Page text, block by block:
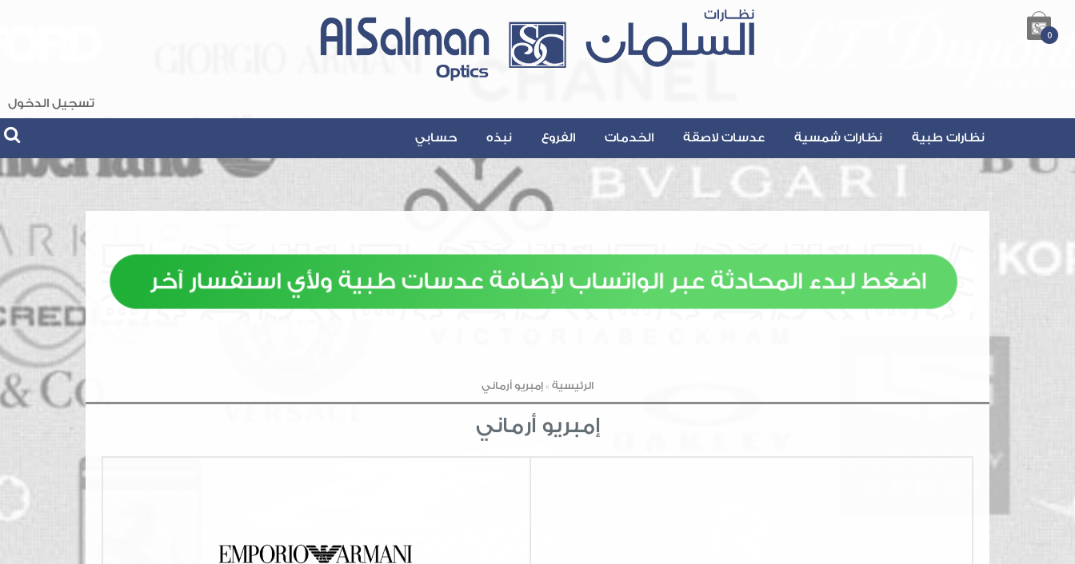
Contact@AlsalmanOptics.com
0
تسجيل الدخول
نظارات طبية نظارات شمسية عدسات لاصقة الخدمات الفروع نبذه حسابي
الرئيسية » إمبريو أرماني
إمبريو أرماني